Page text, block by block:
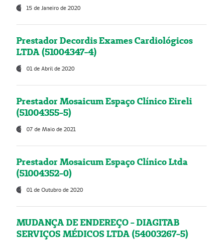
15 de Janeiro de 2020
Prestador Decordis Exames Cardiológicos
LTDA (51004347-4)
01 de Abril de 2020
Prestador Mosaicum Espaço Clínico Eireli
(51004355-5)
07 de Maio de 2021
Prestador Mosaicum Espaço Clínico Ltda
(51004352-0)
01 de Outubro de 2020
MUDANÇA DE ENDEREÇO - DIAGITAB
SERVIÇOS MÉDICOS LTDA (54003267-5)